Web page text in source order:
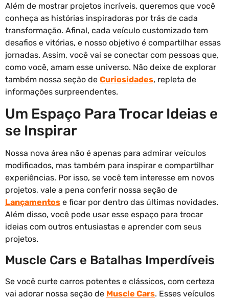
Além de mostrar projetos incríveis, queremos que você
conheça as histórias inspiradoras por trás de cada
transformação. Afinal, cada veículo customizado tem
desafios e vitórias, e nosso objetivo é compartilhar essas
jornadas. Assim, você vai se conectar com pessoas que,
como você, amam esse universo. Não deixe de explorar
também nossa seção de Curiosidades, repleta de
informações surpreendentes.
Um Espaço Para Trocar Ideias e
se Inspirar
Nossa nova área não é apenas para admirar veículos
modificados, mas também para inspirar e compartilhar
experiências. Por isso, se você tem interesse em novos
projetos, vale a pena conferir nossa seção de
Lançamentos e ficar por dentro das últimas novidades.
Além disso, você pode usar esse espaço para trocar
ideias com outros entusiastas e aprender com seus
projetos.
Muscle Cars e Batalhas Imperdíveis
Se você curte carros potentes e clássicos, com certeza
vai adorar nossa seção de Muscle Cars. Esses veículos